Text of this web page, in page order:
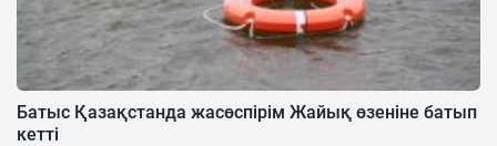
Батыс Қазақстанда жасөспірім Жайық өзеніне батып
кетті